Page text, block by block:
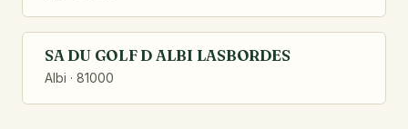
SA DU GOLF D ALBI LASBORDES
Albi · 81000